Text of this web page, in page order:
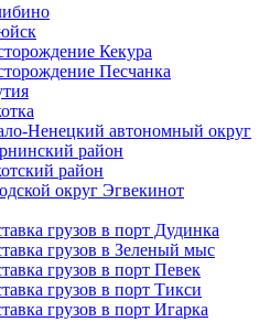
Кекура
Песчанка
Ненецкий автономный округ
район
район
округ Эгвекинот
грузов в порт Дудинка
грузов в Зеленый мыс
грузов в порт Певек
грузов в порт Тикси
грузов в порт Игарка